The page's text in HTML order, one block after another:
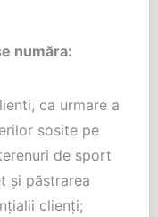
număra:
ca urmare a
sosite pe
de sport
și păstrarea
clienți;